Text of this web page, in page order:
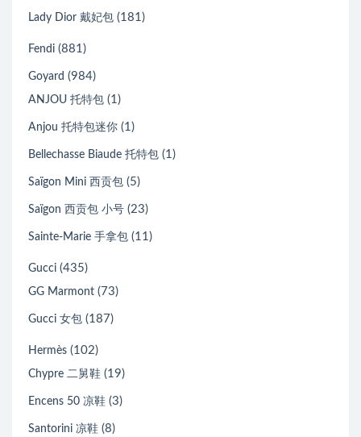
Lady Dior 戴妃包 (181)
Fendi (881)
Goyard (984)
ANJOU 托特包 (1)
Anjou 托特包迷你 (1)
Bellechasse Biaude 托特包 (1)
Saïgon Mini 西贡包 (5)
Saïgon 西贡包 小号 (23)
Sainte-Marie 手拿包 (11)
Gucci (435)
GG Marmont (73)
Gucci 女包 (187)
Hermès (102)
Chypre 二舅鞋 (19)
Encens 50 凉鞋 (3)
Santorini 凉鞋 (8)